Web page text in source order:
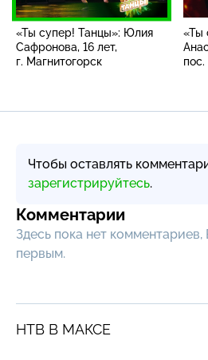
«Ты супер! Танцы»: Юлия
Сафронова, 16 лет,
г. Магнитогорск
«Ты
Чтобы оставлять
зарегистрируйтесь.
Комментарии
Здесь пока нет
первым.
НТВ В МАКСЕ